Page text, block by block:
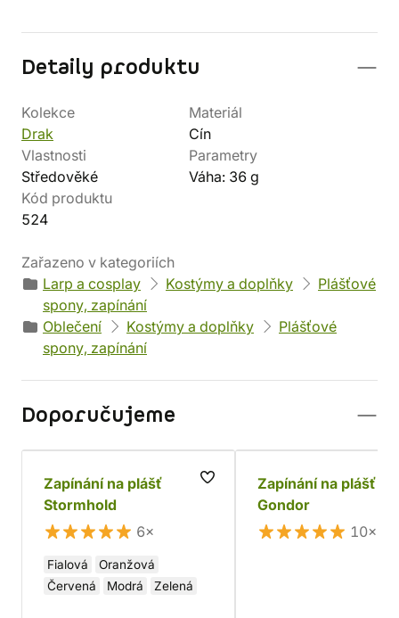
Detaily produktu
Kolekce
Drak
Materiál
Cín
Vlastnosti
Středověké
Parametry
Váha: 36 g
Kód produktu
524
Zařazeno v kategoriích
Larp a cosplay
Kostýmy a doplňky
Plášťové
spony, zapínání
Oblečení
Kostýmy a doplňky
Plášťové
spony, zapínání
Doporučujeme
Zapínání na plášť
Stormhold
6×
Fialová
Oranžová
Červená
Modrá Zelená
Zapínání na plášť
Gondor
10×